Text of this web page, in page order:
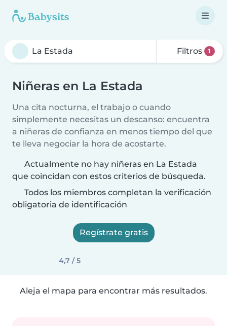
Filtros 1
Niñeras en La Estada
Una cita nocturna, el trabajo o cuando
simplemente necesitas un descanso: encuentra
a niñeras de confianza en menos tiempo del que
te lleva negociar la hora de acostarte.
Actualmente no hay niñeras en La Estada
que coincidan con estos criterios de búsqueda.
Todos los miembros completan la verificación
obligatoria de identificación
Regístrate gratis
4,7 / 5
Aleja el mapa para encontrar más resultados.